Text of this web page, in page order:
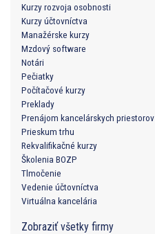
Kurzy rozvoja osobnosti
Kurzy účtovníctva
Manažérske kurzy
Mzdový software
Notári
Pečiatky
Počítačové kurzy
Preklady
Prenájom kancelárskych priestorov
Prieskum trhu
Rekvalifikačné kurzy
Školenia BOZP
Tlmočenie
Vedenie účtovníctva
Virtuálna kancelária
Zobraziť všetky firmy